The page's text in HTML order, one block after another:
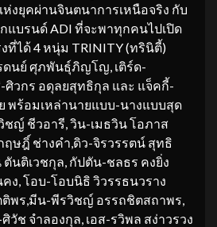
งยุคผ่านจินตนาการเหนือจริง กับ
กแบรนด์ ADI ที่จะพาทุกคนไปเปิด
ที่ได้ 4 หนุ่ม TRINITY (ทรินิตี้)
ดนย์ ศุภพันธุ์ภิญโญ, เติร์ด-
-ศิวกร อดุลยสุทธิกุล และ แจ็คกี้-
พร้อมเหล่านายแบบ-นางแบบสุด
ชญ์ ชีวอารี, วิน-เมธวิน โอภาส
ษฎิ์ ช่างคำ,ดิว-จิรวรรตน์ สุทธิ
นติเวชกุล, กัปตัน-ชลธร คงยิ่ง
ง, โอบ-โอบนิธิ วิวรรธนวราง
พร,มีน-พีรวิชญ์ อรรถชิตสถาพร,
งกุล, เอส-รวิพล สง่าวรวง